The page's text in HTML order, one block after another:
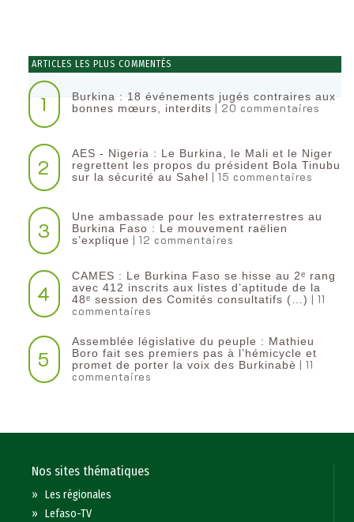
ARTICLES LES PLUS COMMENTÉS
1
Burkina : 18 événements jugés contraires aux
bonnes mœurs, interdits | 20 commentaires
2
AES - Nigeria : Le Burkina, le Mali et le Niger
regrettent les propos du président Bola Tinubu
sur la sécurité au Sahel | 15 commentaires
3
Une ambassade pour les extraterrestres au
Burkina Faso : Le mouvement raëlien
s’explique | 12 commentaires
4
CAMES : Le Burkina Faso se hisse au 2ᵉ rang
avec 412 inscrits aux listes d’aptitude de la
48ᵉ session des Comités consultatifs (…) | 11
commentaires
5
Assemblée législative du peuple : Mathieu
Boro fait ses premiers pas à l’hémicycle et
promet de porter la voix des Burkinabè | 11
commentaires
Nos sites thématiques
»Les régionales
»Lefaso-TV